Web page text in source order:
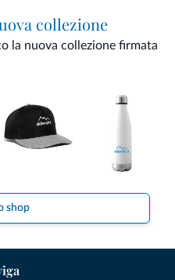
collezione
la nuova collezione firmata
shop